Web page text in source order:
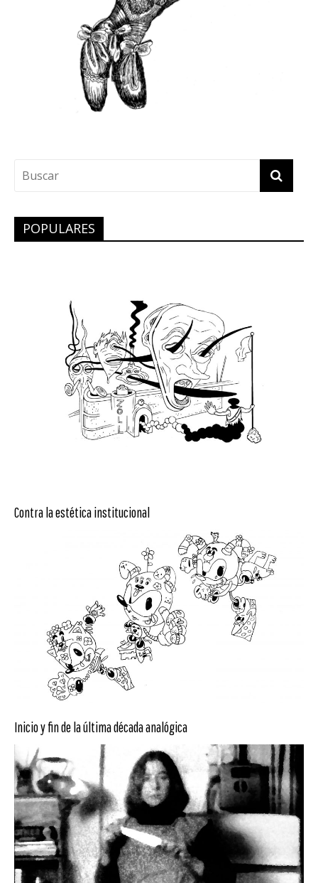
POPULARES
Contra la estética institucional
Inicio y fin de la última década analógica